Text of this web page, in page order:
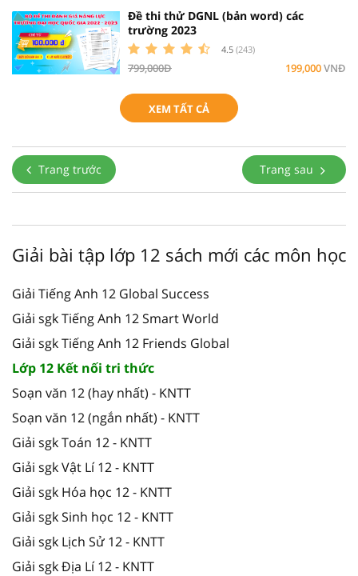
Đề thi thử DGNL (bản word) các
trường 2023
4.5 (243)
799,000Đ 199,000VNĐ
XEM TẤT CẢ
Trang trước Trang sau
Giải bài tập lớp 12 sách mới các môn học
Giải Tiếng Anh 12 Global Success
Giải sgk Tiếng Anh 12 Smart World
Giải sgk Tiếng Anh 12 Friends Global
Lớp 12 Kết nối tri thức
Soạn văn 12 (hay nhất) - KNTT
Soạn văn 12 (ngắn nhất) - KNTT
Giải sgk Toán 12 - KNTT
Giải sgk Vật Lí 12 - KNTT
Giải sgk Hóa học 12 - KNTT
Giải sgk Sinh học 12 - KNTT
Giải sgk Lịch Sử 12 - KNTT
Giải sgk Địa Lí 12 - KNTT